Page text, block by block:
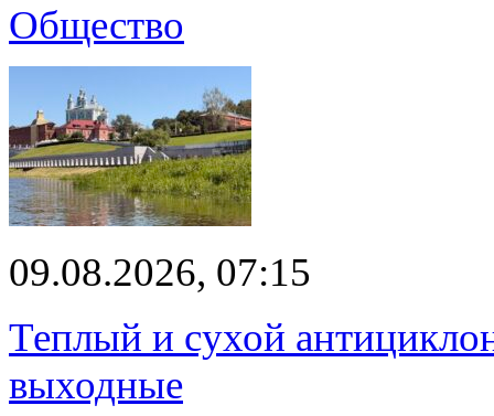
Общество
09.08.2026, 07:15
Теплый и сухой
выходные